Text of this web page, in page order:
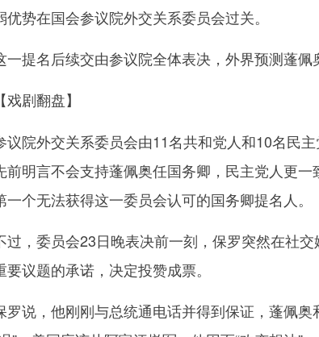
优势在国会参议院外交关系委员会过关。
名后续交由参议院全体表决，外界预测蓬佩
剧翻盘】
外交关系委员会由11名共和党人和10名民主
前明言不会支持蓬佩奥任国务卿，民主党人更
一个无法获得这一委员会认可的国务卿提名人。
，委员会23日晚表决前一刻，保罗突然在社交
要议题的承诺，决定投赞成票。
说，他刚刚与总统通电话并得到保证，蓬佩奥